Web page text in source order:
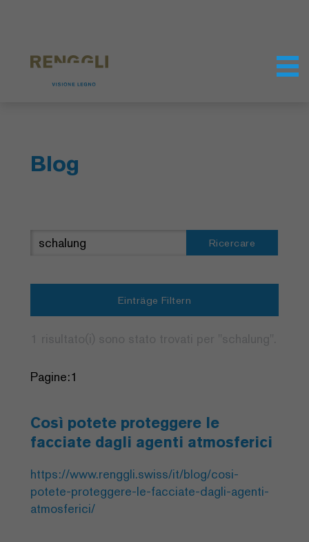
Blog
Ricercare
Einträge Filtern
Pagine:1
Così potete proteggere le
facciate dagli agenti atmosferici
https://www.renggli.swiss/it/blog/cosi-
potete-proteggere-le-facciate-dagli-agenti-
atmosferici/